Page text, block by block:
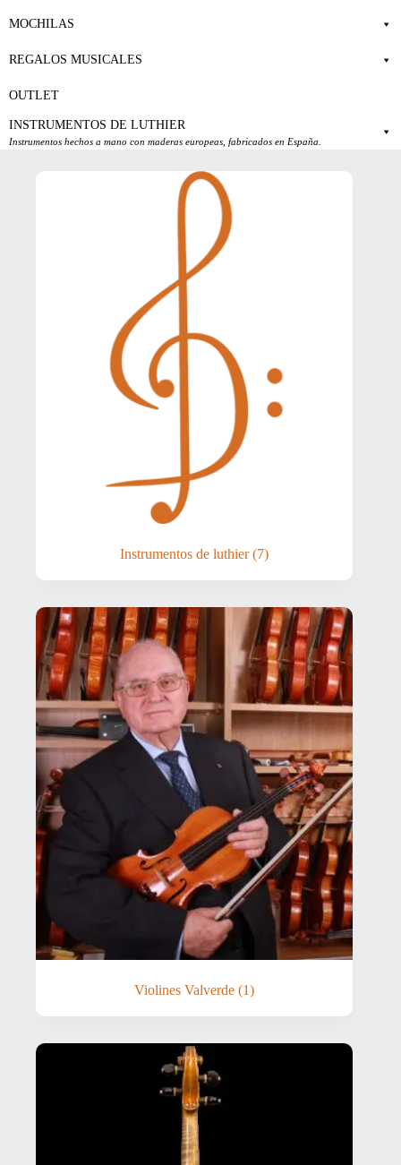
MOCHILAS
REGALOS MUSICALES
OUTLET
INSTRUMENTOS DE LUTHIER
Instrumentos hechos a mano con maderas europeas, fabricados en España.
Instrumentos de luthier(7)
Violines Valverde(1)